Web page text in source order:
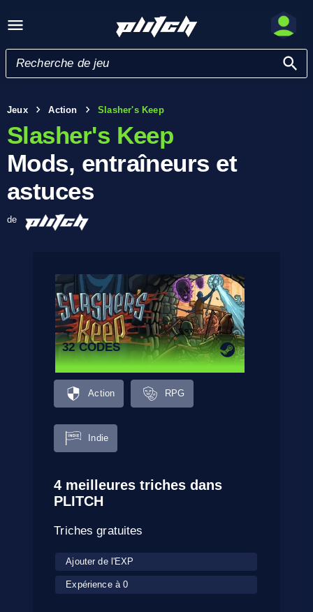
Jeux Action Slasher's Keep
Slasher's Keep
Mods, entraîneurs et
astuces
de
32 CODES
Action RPG
Indie
4 meilleures triches dans
PLITCH
Triches gratuites
Ajouter de l'EXP
Expérience à 0